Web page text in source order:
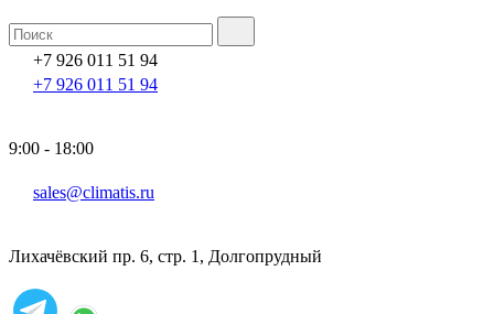
+7 926 011 51 94
+7 926 011 51 94
9:00 - 18:00
sales@climatis.ru
Лихачёвский пр. 6, стр. 1, Долгопрудный